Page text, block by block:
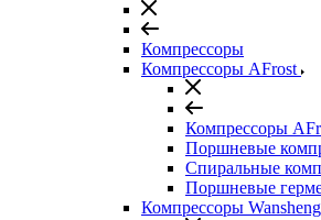
Компрессоры
Компрессоры AFrost
Компрессоры
Поршневые
Спиральные
Поршневые
Компрессоры Wansheng